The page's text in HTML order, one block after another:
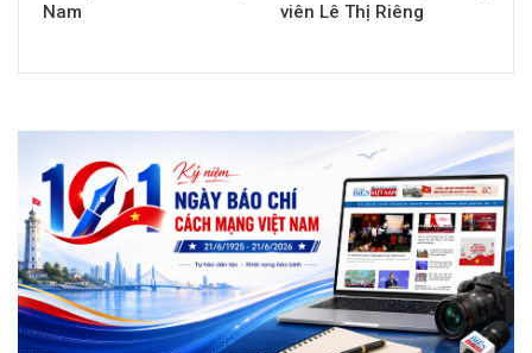
Nam
viên Lê Thị Riêng